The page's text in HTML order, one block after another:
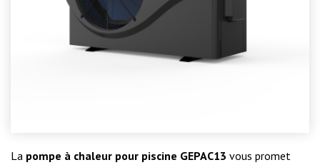
La pompe à chaleur pour piscine GEPAC13 vous promet